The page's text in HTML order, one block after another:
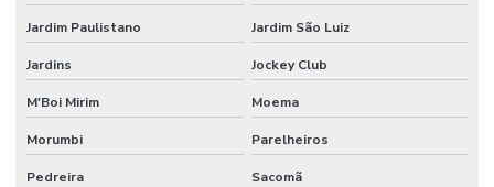
Jardim Paulistano Jardim São Luiz
Jardins Jockey Club
M'Boi Mirim Moema
Morumbi Parelheiros
Pedreira Sacomã